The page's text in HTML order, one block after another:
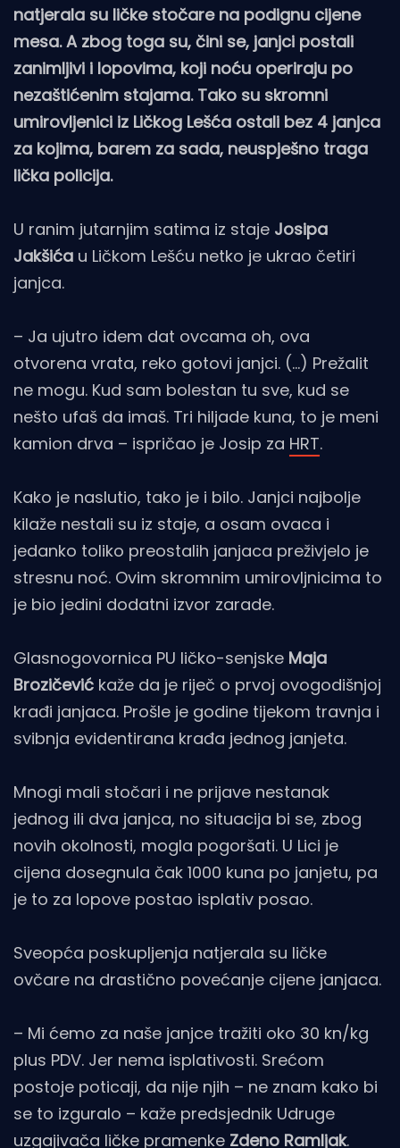
natjerala su ličke stočare na podignu cijene
mesa. A zbog toga su, čini se, janjci postali
zanimljivi i lopovima, koji noću operiraju po
nezaštićenim stajama. Tako su skromni
umirovljenici iz Ličkog Lešća ostali bez 4 janjca
za kojima, barem za sada, neuspješno traga
lička policija.
U ranim jutarnjim satima iz staje Josipa
Jakšića u Ličkom Lešću netko je ukrao četiri
janjca.
– Ja ujutro idem dat ovcama oh, ova
otvorena vrata, reko gotovi janjci. (…) Prežalit
ne mogu. Kud sam bolestan tu sve, kud se
nešto ufaš da imaš. Tri hiljade kuna, to je meni
kamion drva – ispričao je Josip za HRT.
Kako je naslutio, tako je i bilo. Janjci najbolje
kilaže nestali su iz staje, a osam ovaca i
jedanko toliko preostalih janjaca preživjelo je
stresnu noć. Ovim skromnim umirovljnicima to
je bio jedini dodatni izvor zarade.
Glasnogovornica PU ličko-senjske Maja
Brozičević kaže da je riječ o prvoj ovogodišnjoj
krađi janjaca. Prošle je godine tijekom travnja i
svibnja evidentirana krađa jednog janjeta.
Mnogi mali stočari i ne prijave nestanak
jednog ili dva janjca, no situacija bi se, zbog
novih okolnosti, mogla pogoršati. U Lici je
cijena dosegnula čak 1000 kuna po janjetu, pa
je to za lopove postao isplativ posao.
Sveopća poskupljenja natjerala su ličke
ovčare na drastično povećanje cijene janjaca.
– Mi ćemo za naše janjce tražiti oko 30 kn/kg
plus PDV. Jer nema isplativosti. Srećom
postoje poticaji, da nije njih – ne znam kako bi
se to izguralo – kaže predsjednik Udruge
uzgajivača ličke pramenke Zdeno Ramljak.